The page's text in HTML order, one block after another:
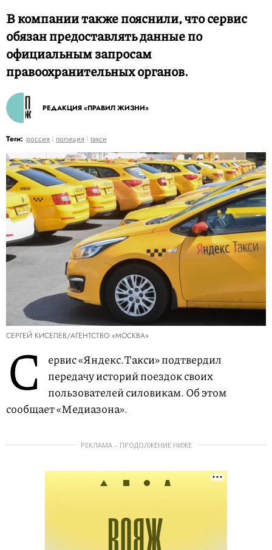
В компании также пояснили, что сервис
обязан предоставлять данные по
официальным запросам
правоохранительных органов.
РЕДАКЦИЯ «ПРАВИЛ ЖИЗНИ»
Теги: россия полиция такси
СЕРГЕЙ КИСЕЛЕВ/АГЕНТСТВО «МОСКВА»
С
ервис «Яндекс.Такси» подтвердил
передачу историй поездок своих
пользователей силовикам. Об этом
сообщает «Медиазона».
РЕКЛАМА – ПРОДОЛЖЕНИЕ НИЖЕ